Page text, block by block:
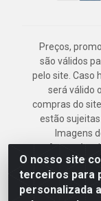
O nosso site
terceiros para
personalizada
Preços,
são válidos
pelo site. Caso
será válido
compras do
estão
Imagens
Armazém
Geral